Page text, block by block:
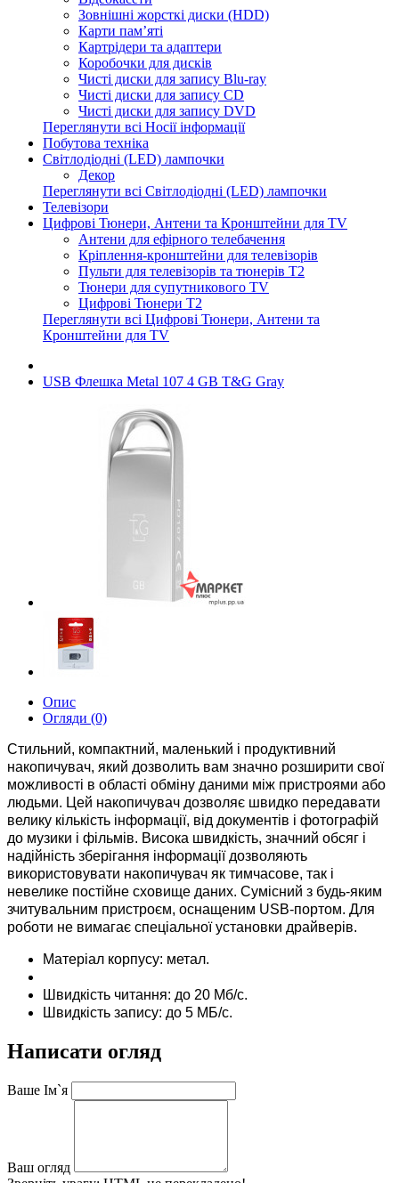
Зовнішні жорсткі диски (HDD)
Карти пам’яті
Картрідери та адаптери
Коробочки для дисків
Чисті диски для запису Blu-ray
Чисті диски для запису CD
Чисті диски для запису DVD
Переглянути всі Носії інформації
Побутова техніка
Світлодіодні (LED) лампочки
Декор
Переглянути всі Світлодіодні (LED) лампочки
Телевізори
Цифрові Тюнери, Антени та Кронштейни для TV
Антени для ефірного телебачення
Кріплення-кронштейни для телевізорів
Пульти для телевізорів та тюнерів T2
Тюнери для супутникового TV
Цифрові Тюнери T2
Переглянути всі Цифрові Тюнери, Антени та
Кронштейни для TV
USB Флешка Metal 107 4 GB T&G Gray
Опис
Огляди (0)
Стильний, компактний, маленький і продуктивний
накопичувач, який дозволить вам значно розширити свої
можливості в області обміну даними між пристроями або
людьми. Цей накопичувач дозволяє швидко передавати
велику кількість інформації, від документів і фотографій
до музики і фільмів. Висока швидкість, значний обсяг і
надійність зберігання інформації дозволяють
використовувати накопичувач як тимчасове, так і
невелике постійне сховище даних. Сумісний з будь-яким
зчитувальним пристроєм, оснащеним USB-портом. Для
роботи не вимагає спеціальної установки драйверів.
Матеріал корпусу: метал.
Швидкість читання: до 20 Мб/с.
Швидкість запису: до 5 МБ/с.
Написати огляд
Ваше Ім`я
Ваш огляд